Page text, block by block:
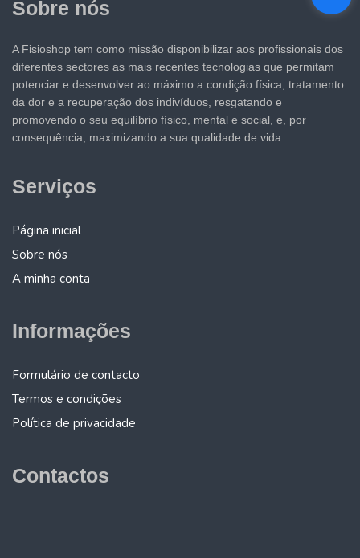
Sobre nós
A Fisioshop tem como missão disponibilizar aos profissionais dos
diferentes sectores as mais recentes tecnologias que permitam
potenciar e desenvolver ao máximo a condição física, tratamento
da dor e a recuperação dos indivíduos, resgatando e
promovendo o seu equilíbrio físico, mental e social, e, por
consequência, maximizando a sua qualidade de vida.
Serviços
Página inicial
Sobre nós
A minha conta
Informações
Formulário de contacto
Termos e condições
Política de privacidade
Contactos